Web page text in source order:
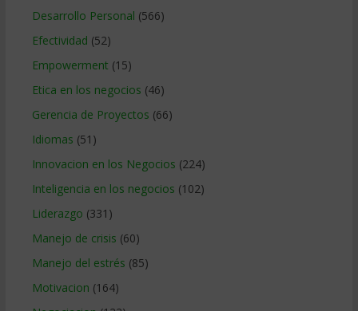
Desarrollo Personal (566)
Efectividad (52)
Empowerment (15)
Etica en los negocios (46)
Gerencia de Proyectos (66)
Idiomas (51)
Innovacion en los Negocios (224)
Inteligencia en los negocios (102)
Liderazgo (331)
Manejo de crisis (60)
Manejo del estrés (85)
Motivacion (164)